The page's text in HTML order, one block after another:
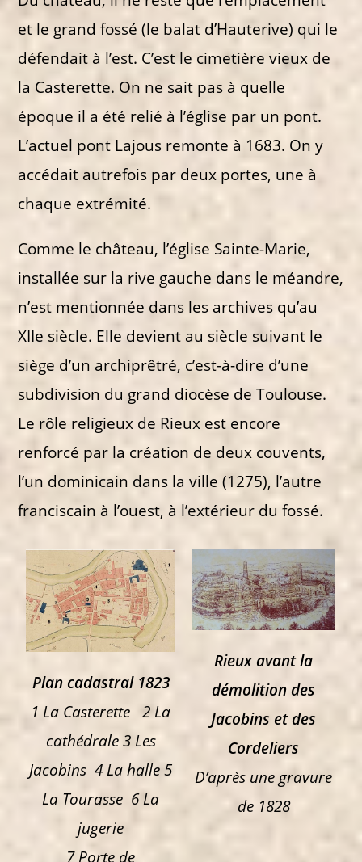
et le grand fossé (le balat d’Hauterive) qui le
défendait à l’est. C’est le cimetière vieux de
la Casterette. On ne sait pas à quelle
époque il a été relié à l’église par un pont.
L’actuel pont Lajous remonte à 1683. On y
accédait autrefois par deux portes, une à
chaque extrémité.
Comme le château, l’église Sainte-Marie,
installée sur la rive gauche dans le méandre,
n’est mentionnée dans les archives qu’au
XIIe siècle. Elle devient au siècle suivant le
siège d’un archiprêtré, c’est-à-dire d’une
subdivision du grand diocèse de Toulouse.
Le rôle religieux de Rieux est encore
renforcé par la création de deux couvents,
l’un dominicain dans la ville (1275), l’autre
franciscain à l’ouest, à l’extérieur du fossé.
Plan cadastral 1823
1 La Casterette 2 La
cathédrale 3 Les
Jacobins 4 La halle5
La Tourasse 6 La
jugerie
7 Porte de
Rieux avant la
démolition des
Jacobins et des
Cordeliers
D’après une gravure
de 1828